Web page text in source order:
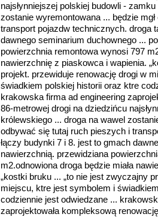
najsłynniejszej polskiej budowli -
zostanie wyremontowana ... będzie
transport pojazdw technicznych. droga
dawnego seminarium duchownego ...
powierzchnia remontowa wynosi 797
nawierzchnię z piaskowca i wapienia.
projekt. przewiduje renowację drogi w
świadkiem polskiej historii oraz ktre
krakowska firma ad engineering
86-metrowej drogi na dziedzińcu
królewskiego ... droga na wawel
odbywać się tutaj ruch pieszych i
łączy budynki 7 i 8. jest to gmach
nawierzchnią. przewidziana
m2.odnowiona droga będzie miała
„kostki bruku ... „to nie jest zwyczajny
miejscu, ktre jest symbolem i
codziennie jest odwiedzane ...
zaprojektowała kompleksową